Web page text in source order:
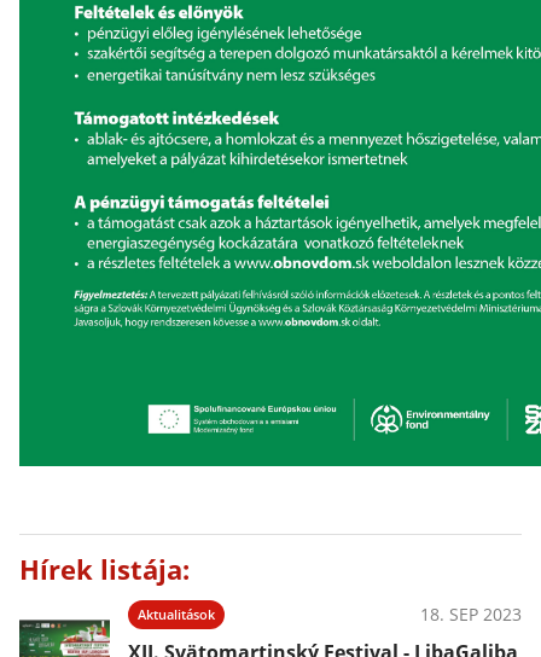
Hírek listája:
Aktualitások 18. SEP 2023